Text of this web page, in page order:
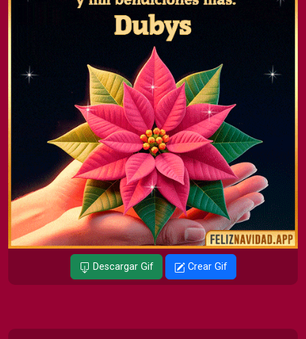
Descargar Gif Crear Gif